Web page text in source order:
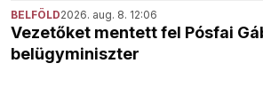
BELFÖLD2026. aug. 8. 12:06
Vezetőket mentett fel Pósfai
belügyminiszter